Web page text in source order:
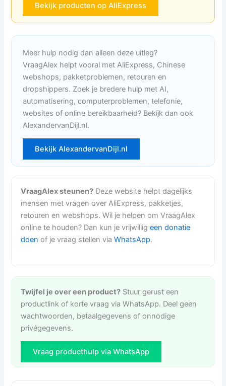
Bekijk producten op AliExpress
Meer hulp nodig dan alleen deze uitleg?
VraagAlex helpt vooral met AliExpress, Chinese
webshops, pakketproblemen, retouren en
dropshippers. Zoek je bredere hulp met AI,
automatisering, computerproblemen, telefonie,
websites of online bereikbaarheid? Bekijk dan ook
AlexandervanDijl.nl.
Bekijk AlexandervanDijl.nl
VraagAlex steunen? Deze website helpt dagelijks
mensen met vragen over AliExpress, pakketjes,
retouren en webshops. Wil je helpen om VraagAlex
online te houden? Dan kun je vrijwilligeen donatie
doen of je vraag stellen viaWhatsApp.
Twijfel je over een product? Stuur gerust een
productlink of korte vraag via WhatsApp. Deel geen
wachtwoorden, betaalgegevens of onnodige
privégegevens.
Vraag producthulp via WhatsApp